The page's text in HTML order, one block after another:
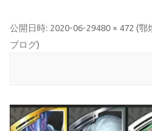
公開日時: 2020-06-29480 × 472 (鄂
ブログ)